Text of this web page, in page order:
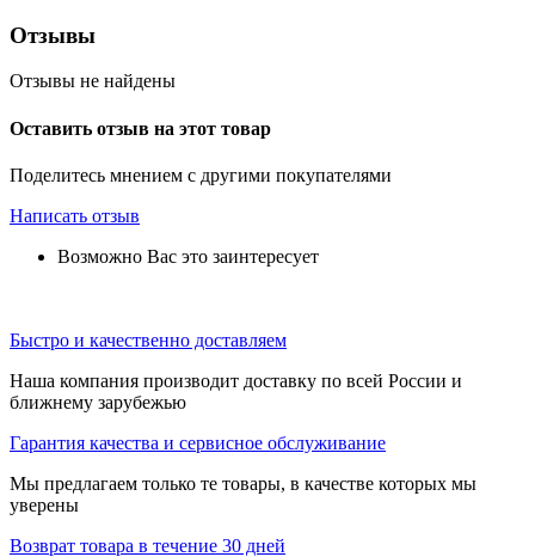
Отзывы
Отзывы не найдены
Оставить отзыв на этот товар
Поделитесь мнением с другими покупателями
Написать отзыв
Возможно Вас это заинтересует
Быстро и качественно доставляем
Наша компания производит доставку по всей России и
ближнему зарубежью
Гарантия качества и сервисное обслуживание
Мы предлагаем только те товары, в качестве которых мы
уверены
Возврат товара в течение 30 дней